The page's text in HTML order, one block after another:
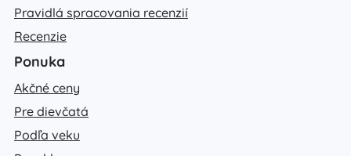
Pravidlá spracovania recenzií
Recenzie
Ponuka
Akčné ceny
Pre dievčatá
Podľa veku